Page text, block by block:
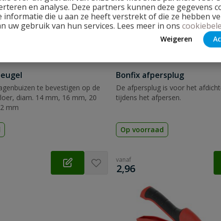
en analyse. Deze partners kunnen deze gegevens
informatie die u aan ze heeft verstrekt of die ze hebben
uw gebruik van hun services. Lees meer in ons
Weigeren
te bevestigen op de
diam. 14 mm, 16 mm, 20
mm
Bonfix afpersplug
De afpersplug is voor het
tijdens het afpersen.
Op voorraad
vanaf
€
2,96